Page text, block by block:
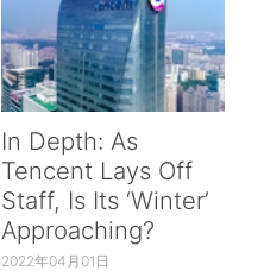
In Depth: As
Tencent Lays Off
Staff, Is Its ‘Winter’
Approaching?
2022年04月01日